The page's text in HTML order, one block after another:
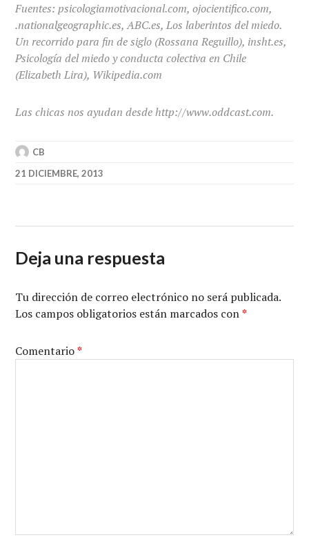
Fuentes: psicologiamotivacional.com, ojocientifico.com,
.nationalgeographic.es, ABC.es, Los laberintos del miedo.
Un recorrido para fin de siglo (Rossana Reguillo), insht.es,
Psicología del miedo y conducta colectiva en Chile
(Elizabeth Lira), Wikipedia.com
Las chicas nos ayudan desde http://www.oddcast.com.
CB
21 DICIEMBRE, 2013
Deja una respuesta
Tu dirección de correo electrónico no será publicada.
Los campos obligatorios están marcados con*
Comentario*